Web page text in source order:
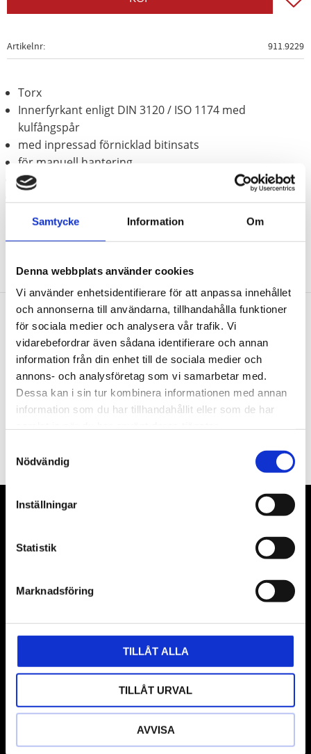
Samtycke Information Om
Denna webbplats använder cookies
Vi använder enhetsidentifierare för att anpassa innehållet
och annonserna till användarna, tillhandahålla funktioner
för sociala medier och analysera vår trafik. Vi
vidarebefordrar även sådana identifierare och annan
information från din enhet till de sociala medier och
annons- och analysföretag som vi samarbetar med.
Dessa kan i sin tur kombinera informationen med annan
information som du har tillhandahållit eller som de har
Nödvändig
Inställningar
Statistik
Marknadsföring
TILLÅT ALLA
TILLÅT URVAL
AVVISA
Artikelnr 911.9229
Torx
Innerfyrkant enligt DIN 3120 / ISO 1174 med
kulfångspår
med inpressad förnicklad bitinsats
för manuell hantering
Matt satinerat
Nyhetsbrev
PRENUMERERA
Våra främsta leverantörer är KS Tools verktyg, ATH billyftar
gärna om vad som helst då vi gör vårt yttersta för att hjälpa